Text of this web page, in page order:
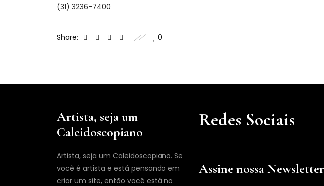
(31) 3236-7400
Share: 0
Artista, seja um
Caleidoscopiano
Artista, seja um Caleidoscopiano. Se
você é artista e está pensando em
criar um site, então você está no
Redes Sociais
Assine nossa Newsletter